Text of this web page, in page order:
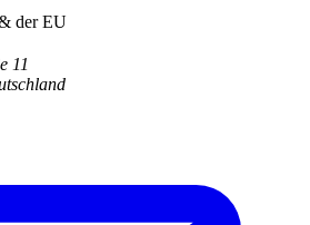
der EU
11